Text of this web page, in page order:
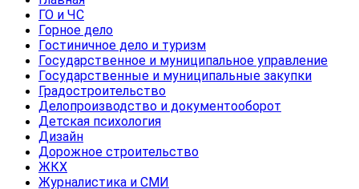
ГО и ЧС
Горное дело
Гостиничное дело и туризм
Государственное и муниципальное управление
Государственные и муниципальные закупки
Градостроительство
Делопроизводство и документооборот
Детская психология
Дизайн
Дорожное строительство
ЖКХ
Журналистика и СМИ